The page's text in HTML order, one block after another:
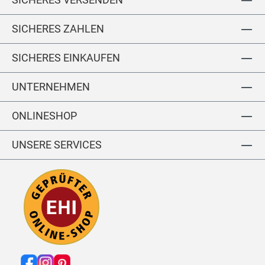
SICHERES ZAHLEN
SICHERES EINKAUFEN
UNTERNEHMEN
ONLINESHOP
UNSERE SERVICES